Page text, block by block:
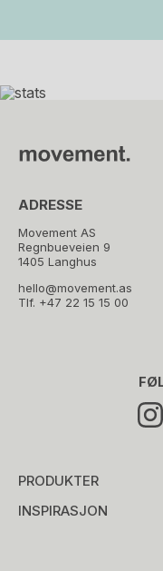
ADRESSE
Movement AS
Regnbueveien 9
1405 Langhus
hello@movement.as
Tlf. +47 22 15 15 00
PRODUKTER
INSPIRASJON